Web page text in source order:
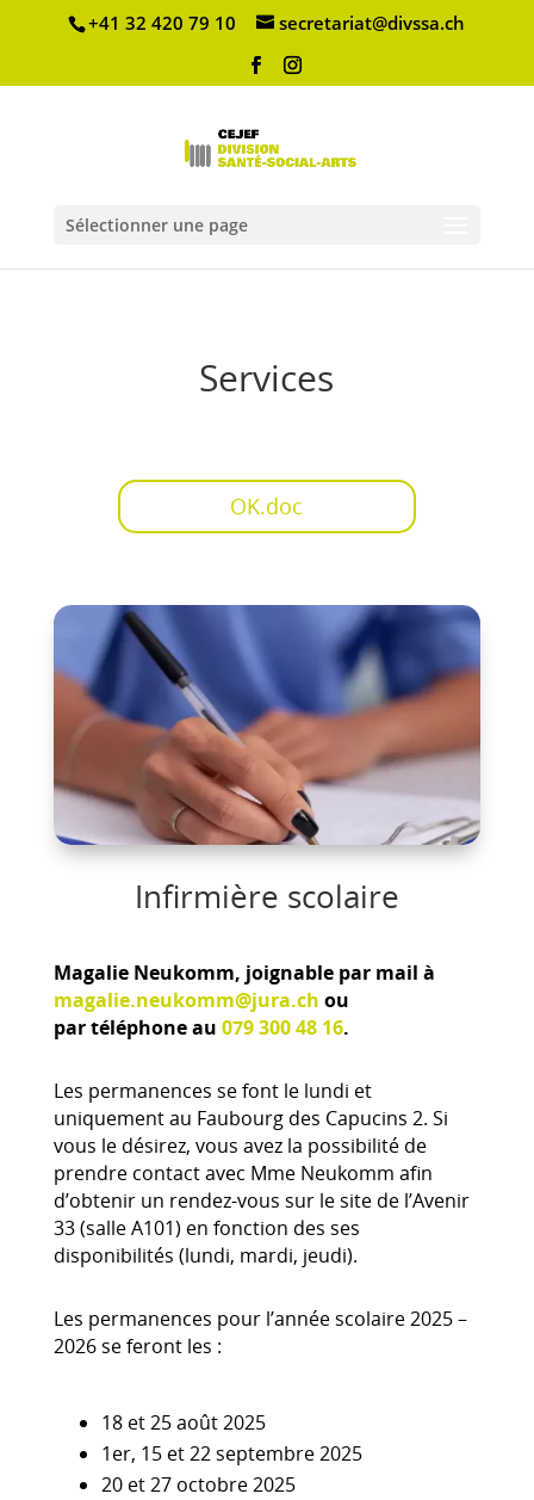
+41 32 420 79 10 secretariat@divssa.ch
Sélectionner une page
Services
OK.doc
Infirmière scolaire
Magalie Neukomm, joignable par mail à
magalie.neukomm@jura.ch ou
par téléphone au 079 300 48 16.
Les permanences se font le lundi et
uniquement au Faubourg des Capucins 2. Si
vous le désirez, vous avez la possibilité de
prendre contact avec Mme Neukomm afin
d’obtenir un rendez-vous sur le site de l’Avenir
33 (salle A101) en fonction des ses
disponibilités (lundi, mardi, jeudi).
Les permanences pour l’année scolaire 2025 –
2026 se feront les :
18 et 25 août 2025
1er, 15 et 22 septembre 2025
20 et 27 octobre 2025